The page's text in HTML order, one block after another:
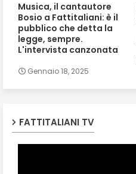
Musica, il cantautore
Bosio a Fattitaliani: è il
pubblico che detta la
legge, sempre.
L'intervista canzonata
Gennaio 18, 2025
FATTITALIANI TV